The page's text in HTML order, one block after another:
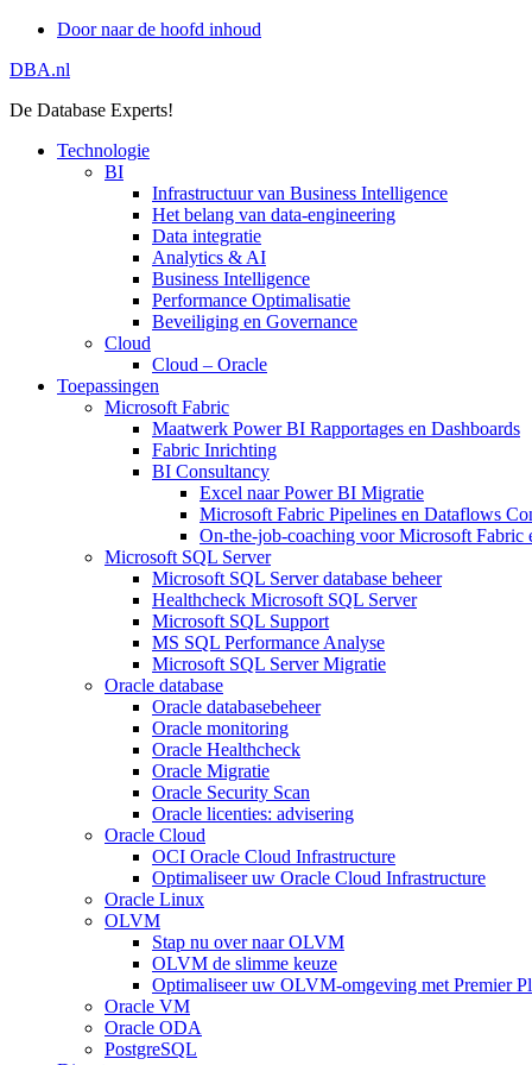
Door naar de hoofd inhoud
DBA.nl
De Database Experts!
Technologie
BI
Infrastructuur van Business Intelligence
Het belang van data-engineering
Data integratie
Analytics & AI
Business Intelligence
Performance Optimalisatie
Beveiliging en Governance
Cloud
Cloud – Oracle
Toepassingen
Microsoft Fabric
Maatwerk Power BI Rapportages en Dashboards
Fabric Inrichting
BI Consultancy
Excel naar Power BI Migratie
Microsoft Fabric Pipelines en Dataflows
On-the-job-coaching voor Microsoft Fabric
Microsoft SQL Server
Microsoft SQL Server database beheer
Healthcheck Microsoft SQL Server
Microsoft SQL Support
MS SQL Performance Analyse
Microsoft SQL Server Migratie
Oracle database
Oracle databasebeheer
Oracle monitoring
Oracle Healthcheck
Oracle Migratie
Oracle Security Scan
Oracle licenties: advisering
Oracle Cloud
OCI Oracle Cloud Infrastructure
Optimaliseer uw Oracle Cloud Infrastructure
Oracle Linux
OLVM
Stap nu over naar OLVM
OLVM de slimme keuze
Optimaliseer uw OLVM-omgeving met Premier
Oracle VM
Oracle ODA
PostgreSQL